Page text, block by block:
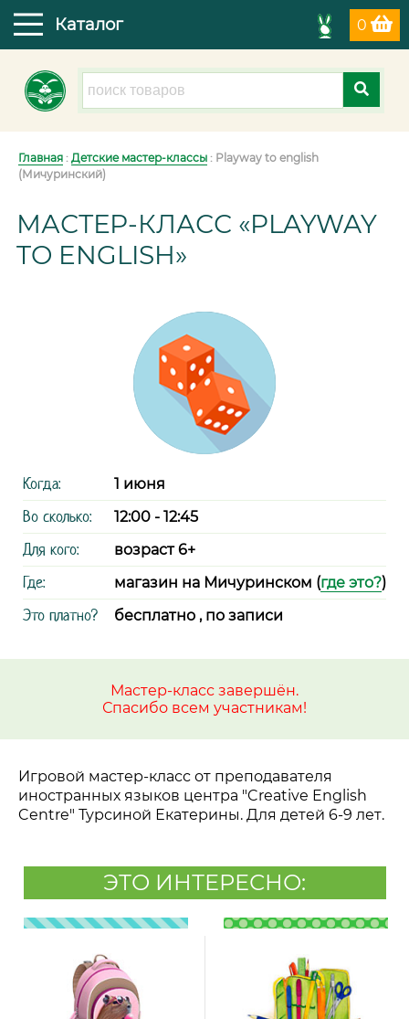
0
Каталог
Главная : Детские мастер-классы : Playway to english
(Мичуринский)
МАСТЕР-КЛАСС «PLAYWAY
TO ENGLISH»
Когда: 1 июня
Во сколько: 12:00 - 12:45
Для кого: возраст 6+
Где: магазин на Мичуринском (где это?)
Это платно? бесплатно , по записи
Мастер-класс завершён.
Спасибо всем участникам!
Игровой мастер-класс от преподавателя
иностранных языков центра "Creative English
Centre" Турсиной Екатерины. Для детей 6-9 лет.
ЭТО ИНТЕРЕСНО: